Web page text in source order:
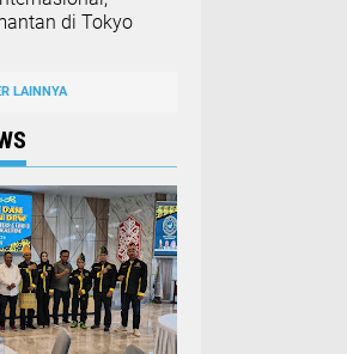
di Tokyo
LAINNYA